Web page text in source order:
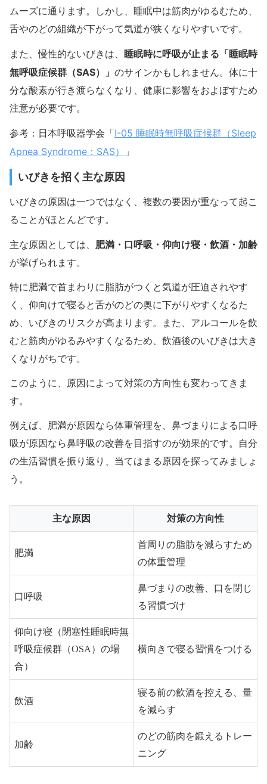
ムーズに通ります。しかし、睡眠中は筋肉がゆるむため、
舌やのどの組織が下がって気道が狭くなりやすいです。
また、慢性的ないびきは、 睡眠時に呼吸が止まる「睡眠時
無呼吸症候群（SAS）」 のサインかもしれません。体に十
分な酸素が行き渡らなくなり、健康に影響をおよぼすため
注意が必要です。
参考：日本呼吸器学会「 I-05 睡眠時無呼吸症候群（Sleep
Apnea Syndrome：SAS）
」
いびきを招く主な原因
いびきの原因は一つではなく、複数の要因が重なって起こ
ることがほとんどです。
主な原因としては、 肥満・口呼吸・仰向け寝・飲酒・加齢
が挙げられます。
特に肥満で首まわりに脂肪がつくと気道が圧迫されやす
く、仰向けで寝ると舌がのどの奥に下がりやすくなるた
め、いびきのリスクが高まります。また、アルコールを飲
むと筋肉がゆるみやすくなるため、飲酒後のいびきは大き
くなりがちです。
このように、原因によって対策の方向性も変わってきま
す。
例えば、肥満が原因なら体重管理を、鼻づまりによる口呼
吸が原因なら鼻呼吸の改善を目指すのが効果的です。自分
の生活習慣を振り返り、当てはまる原因を探ってみましょ
う。
主な原因 対策の方向性
肥満
首周りの脂肪を減らすため
の体重管理
口呼吸
鼻づまりの改善、口を閉じ
る習慣づけ
仰向け寝（閉塞性睡眠時無
呼吸症候群（OSA）の場
合）
横向きで寝る習慣をつける
飲酒
寝る前の飲酒を控える、量
を減らす
加齢
のどの筋肉を鍛えるトレー
ニング